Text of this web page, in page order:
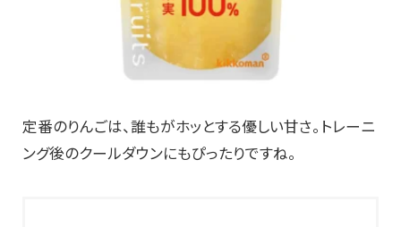
定番のりんごは、誰もがホッとする優しい甘さ。トレーニ
ング後のクールダウンにもぴったりですね。